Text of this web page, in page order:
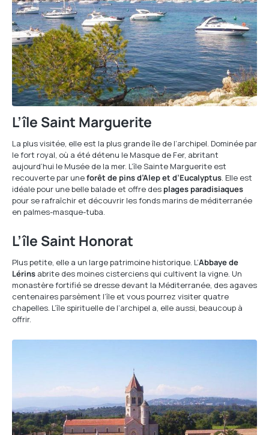
L’île Saint Marguerite
La plus visitée, elle est la plus grande île de l’archipel. Dominée par
le fort royal, où a été détenu le Masque de Fer, abritant
aujourd’hui le Musée de la mer. L’île Sainte Marguerite est
recouverte par uneforêt de pins d’Alep et d’Eucalyptus. Elle est
idéale pour une belle balade et offre des plages paradisiaques
pour se rafraîchir et découvrir les fonds marins de méditerranée
en palmes-masque-tuba.
L’île Saint Honorat
Plus petite, elle a un large patrimoine historique. L’Abbaye de
Lérins abrite des moines cisterciens qui cultivent la vigne. Un
monastère fortifié se dresse devant la Méditerranée, des agaves
centenaires parsèment l’île et vous pourrez visiter quatre
chapelles. L’île spirituelle de l’archipel a, elle aussi, beaucoup à
offrir.